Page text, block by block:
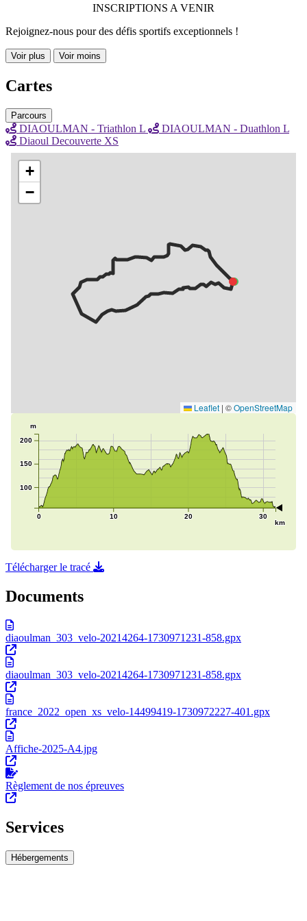
INSCRIPTIONS A VENIR
Rejoignez-nous pour des défis sportifs exceptionnels !
Voir plus Voir moins
Cartes
Parcours
DIAOULMAN - Triathlon L
DIAOULMAN - Duathlon L
Diaoul Decouverte XS
Télécharger le tracé
Documents
diaoulman_303_velo-20214264-1730971231-858.gpx
diaoulman_303_velo-20214264-1730971231-858.gpx
france_2022_open_xs_velo-14499419-1730972227-401.gpx
Affiche-2025-A4.jpg
Règlement de nos épreuves
Services
Hébergements